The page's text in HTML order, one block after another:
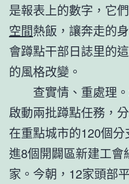
是報表上的數字，它
空間熱飯，讓奔走的
會蹲點干部日誌里的
的風格改變。
查實情、重處理
啟動兩批蹲點任務，
在重點城市的120個
進8個開闢區新建工
家。今朝，12家頭部